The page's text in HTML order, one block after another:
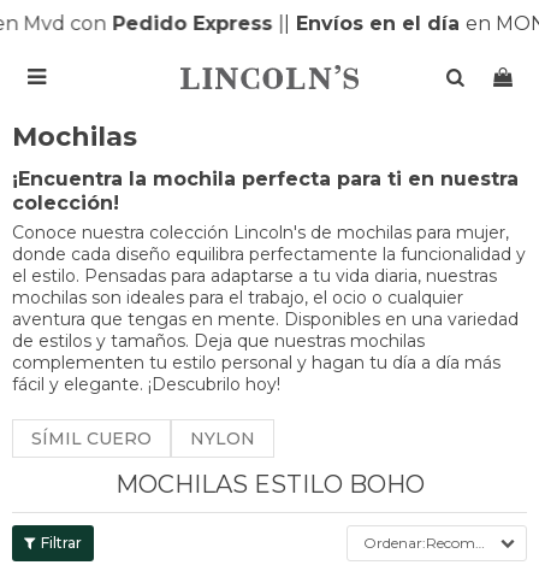
Mvd conPedido Express| Envíos en el díaen

Mochilas
¡Encuentra la mochila perfecta para ti en nuestra
colección!
Conoce nuestra colección Lincoln's de mochilas para mujer,
donde cada diseño equilibra perfectamente la funcionalidad y
el estilo. Pensadas para adaptarse a tu vida diaria, nuestras
mochilas son ideales para el trabajo, el ocio o cualquier
aventura que tengas en mente. Disponibles en una variedad
de estilos y tamaños. Deja que nuestras mochilas
complementen tu estilo personal y hagan tu día a día más
fácil y elegante. ¡Descubrilo hoy!
SÍMIL CUERO NYLON
MOCHILAS ESTILO BOHO
Recomendados